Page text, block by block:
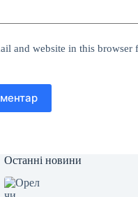
and website in this browser
Останні новини